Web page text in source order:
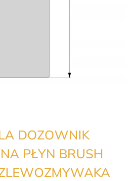
DOZOWNIK
PŁYN BRUSH